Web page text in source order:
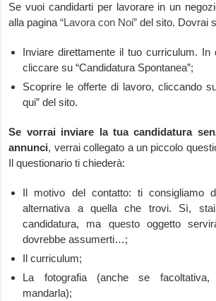
Se vuoi candidarti per lavorare in un
alla pagina“Lavora con Noi” del sito. Dovrai
Inviare direttamente il tuo curriculum. In
cliccare su “Candidatura Spontanea”;
Scoprire le offerte di lavoro, cliccando
qui” del sito.
Se vorrai inviare la tua candidatura
annunci, verrai collegato a un piccolo
Il questionario ti chiederà:
Il motivo del contatto: ti consigliamo
alternativa a quella che trovi. Sì,
candidatura, ma questo oggetto
dovrebbe assumerti…;
Il curriculum;
La fotografia (anche se
mandarla);